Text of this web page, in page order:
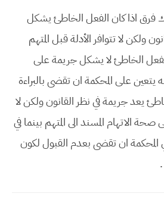
هناك فرق اذا كان الفعل الخاطئ يشكل
ولكن لا تتوافر الأدلة قبل المتهم
الخاطئ لا يشكل جريمة على
يتعين على المحكمة ان تقضى بالبراءة
يعد جريمة في نظر القانون ولكن لا
صحة الاتهام المسند الى المتهم بينما في
المحكمة ان تقضى بعدم القبول لكون